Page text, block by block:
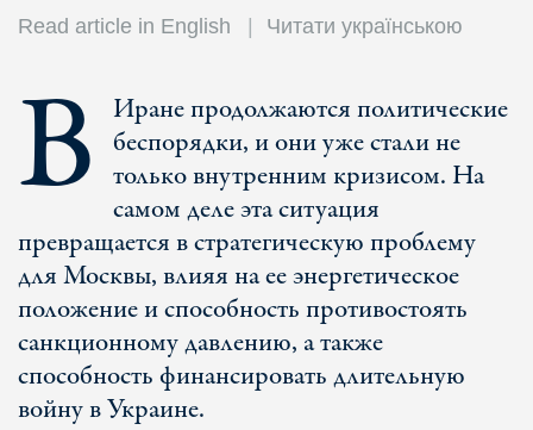
Read article in English Читати українською
В
Иране продолжаются политические
беспорядки, и они уже стали не
только внутренним кризисом. На
самом деле эта ситуация
превращается в стратегическую проблему
для Москвы, влияя на ее энергетическое
положение и способность противостоять
санкционному давлению, а также
способность финансировать длительную
войну в Украине.